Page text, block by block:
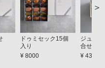
ドゥミセック15個
入り
¥ 8000
ジュレ
合せ A
¥ 4300